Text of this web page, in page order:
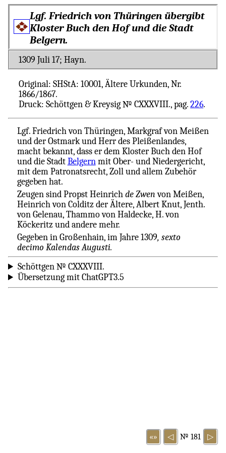
Lgf. Friedrich von Thüringen übergibt
Kloster Buch den Hof und die Stadt
Belgern.
1309 Juli 17; Hayn.
Original: SHStA: 10001, Ältere Urkunden, Nr.
1866/1867.
Druck: Schöttgen & Kreysig № CXXXVIII., pag.226.
Lgf. Friedrich von Thüringen, Markgraf von Meißen
und der Ostmark und Herr des Pleißenlandes,
macht bekannt, dass er dem Kloster Buch den Hof
und die Stadt Belgern mit Ober- und Niedergericht,
mit dem Patronatsrecht, Zoll und allem Zubehör
gegeben hat.
Zeugen sind Propst Heinrich de Zwen von Meißen,
Heinrich von Colditz der Ältere, Albert Knut, Jenth.
von Gelenau, Thammo von Haldecke, H. von
Köckeritz und andere mehr.
Gegeben in Großenhain, im Jahre 1309, sexto
decimo Kalendas Augusti.
Schöttgen № CXXXVIII.
Übersetzung mit ChatGPT3.5
«» ◁ № 181 ▷